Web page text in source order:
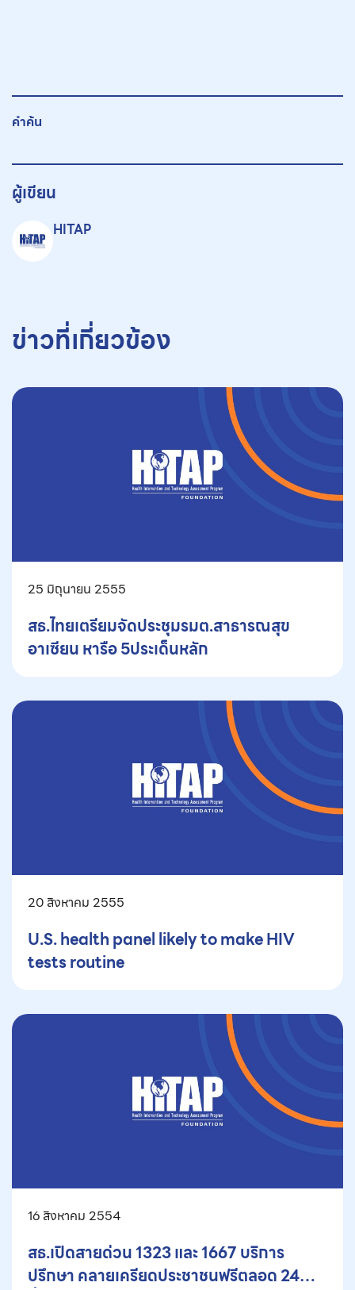
คำค้น
ผู้เขียน
HITAP
ข่าวที่เกี่ยวข้อง
25 มิถุนายน 2555
สธ.ไทยเตรียมจัดประชุมรมต.สาธารณสุข
อาเซียน หารือ 5ประเด็นหลัก
20 สิงหาคม 2555
U.S. health panel likely to make HIV
tests routine
16 สิงหาคม 2554
สธ.เปิดสายด่วน 1323 และ 1667 บริการ
ปรึกษา คลายเครียดประชาชนฟรีตลอด 24